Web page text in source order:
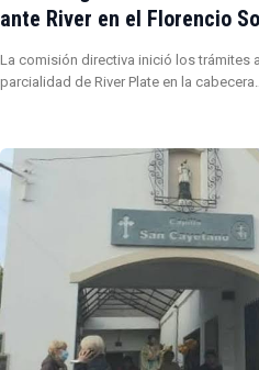
ante River en el Florencio
La comisión directiva inició los trámites
parcialidad de River Plate en la